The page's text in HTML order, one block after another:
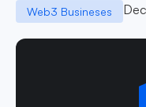
Web3 Busineses